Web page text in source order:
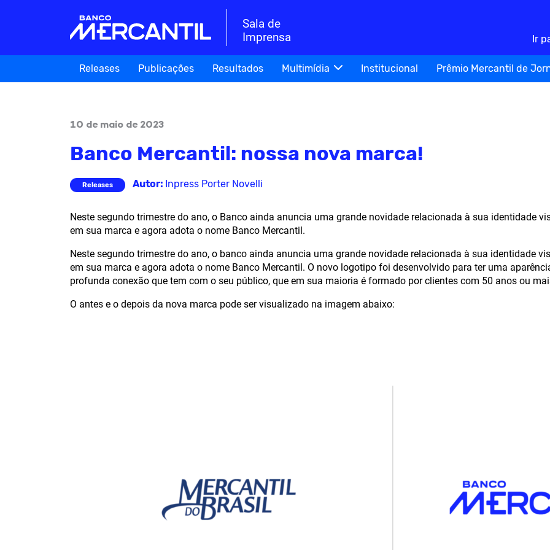
Sala de
Imprensa
Ir
Releases Publicações Resultados Multimídia Institucional Prêmio Mercantil de
10 de maio de 2023
Banco Mercantil: nossa nova marca!
Releases Autor: Inpress Porter Novelli
Neste segundo trimestre do ano, o Banco ainda anuncia uma grande novidade relacionada à sua identidade
em sua marca e agora adota o nome Banco Mercantil.
Neste segundo trimestre do ano, o banco ainda anuncia uma grande novidade relacionada à sua identidade
em sua marca e agora adota o nome Banco Mercantil. O novo logotipo foi desenvolvido para ter uma
profunda conexão que tem com o seu público, que em sua maioria é formado por clientes com 50 anos ou
O antes e o depois da nova marca pode ser visualizado na imagem abaixo: